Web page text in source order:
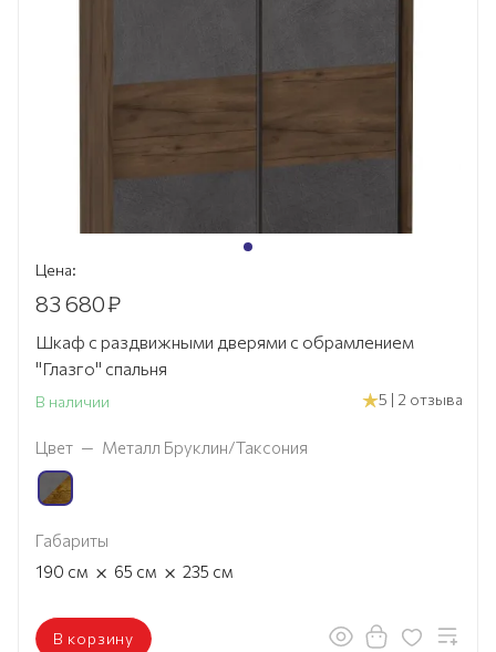
Цена:
83 680₽
Шкаф с раздвижными дверями с обрамлением
"Глазго" спальня
В наличии 5 | 2 отзыва
Цвет — Металл Бруклин/Таксония
Габариты
190 см × 65 см × 235 см
В корзину